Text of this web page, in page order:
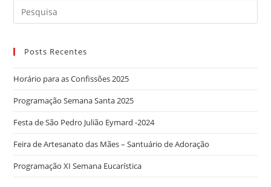
Search
for:
Posts Recentes
Horário para as Confissões 2025
Programação Semana Santa 2025
Festa de São Pedro Julião Eymard -2024
Feira de Artesanato das Mães – Santuário de Adoração
Programação XI Semana Eucarística